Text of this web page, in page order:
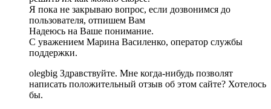
Я пока не закрываю вопрос, если дозвонимся до
пользователя, отпишем Вам
Надеюсь на Ваше понимание.
С уважением Марина Василенко, оператор службы
поддержки.
olegbig Здравствуйте. Мне когда-нибудь позволят
написать положительный отзыв об этом сайте? Хотелось
бы.